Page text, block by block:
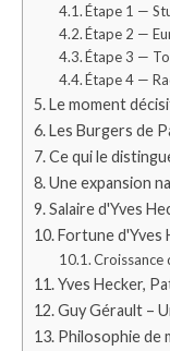
Étape 1 —
Étape 2 —
Étape 3 —
Étape 4 —
Le moment
Les Burgers de
Ce qui le
Une expansion
Salaire d'Yves
Fortune d'Yves
Croissance
Yves Hecker,
Guy Gérault –
Philosophie de